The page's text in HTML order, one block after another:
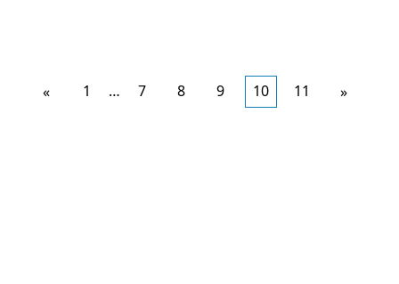
«Articoli
1 … 7 8 9 10 11
Articoli
»